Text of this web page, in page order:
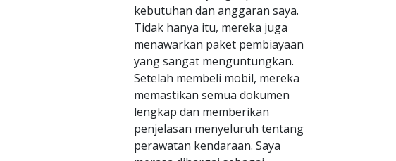
kebutuhan dan anggaran saya.
Tidak hanya itu, mereka juga
menawarkan paket pembiayaan
yang sangat menguntungkan.
Setelah membeli mobil, mereka
memastikan semua dokumen
lengkap dan memberikan
penjelasan menyeluruh tentang
perawatan kendaraan. Saya